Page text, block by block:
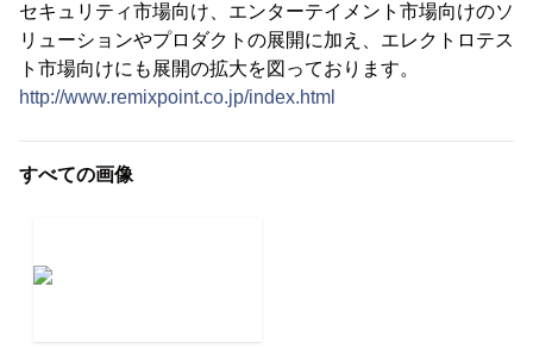
セキュリティ市場向け、エンターテイメント市場向けのソ
リューションやプロダクトの展開に加え、エレクトロテス
ト市場向けにも展開の拡大を図っております。
http://www.remixpoint.co.jp/index.html
すべての画像